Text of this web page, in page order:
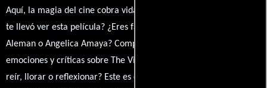
Aquí, la magia del cine cobra vida a través de tus opiniones. ¿Qué
te llevó ver esta película? ¿Eres fan de David Hinojosa, Marco
Aleman o Angelica Amaya? Comparte tus pensamientos,
emociones y críticas sobre The Violent States of America. ¿Te hizo
reír, llorar o reflexionar? Este es el lugar para expresarlo. ¡No te